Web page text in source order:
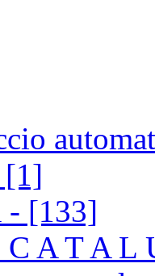
[1]
- [133]
C A T A L